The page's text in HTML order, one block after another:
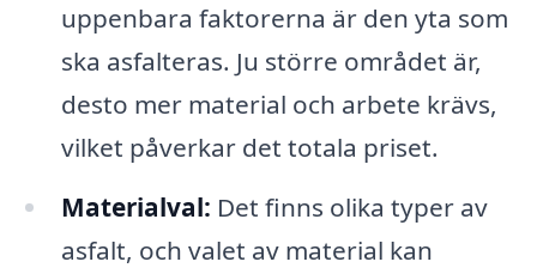
uppenbara faktorerna är den yta som
ska asfalteras. Ju större området är,
desto mer material och arbete krävs,
vilket påverkar det totala priset.
Materialval: Det finns olika typer av
asfalt, och valet av material kan